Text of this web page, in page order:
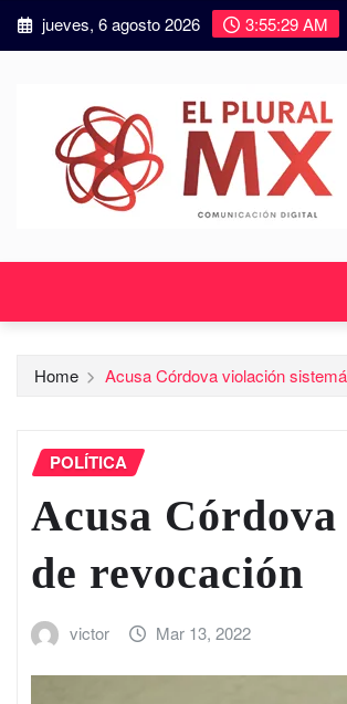
jueves, 6 agosto 2026 3:55:31 AM
Home Acusa Córdova violación
POLÍTICA
Acusa
de revocación
victor Mar 13, 2022